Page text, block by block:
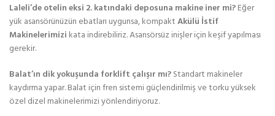
Laleli’de otelin eksi 2. katındaki deposuna makine iner mi?Eğer
yük asansörünüzün ebatları uygunsa, kompaktAkülü İstif
Makinelerimizi kata indirebiliriz. Asansörsüz inişler için keşif yapılması
gerekir.
Balat’ın dik yokuşunda forklift çalışır mı?Standart makineler
kaydırma yapar. Balat için fren sistemi güçlendirilmiş ve torku yüksek
özel dizel makinelerimizi yönlendiriyoruz.